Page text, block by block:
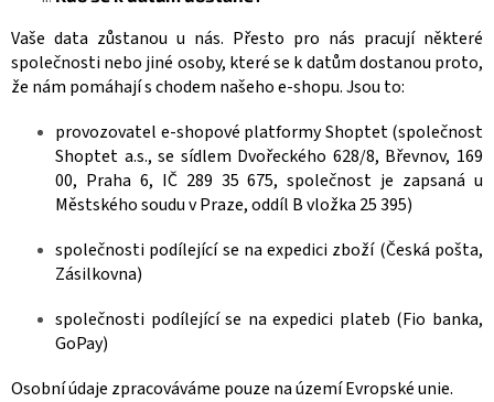
Vaše data zůstanou u nás. Přesto pro nás pracují některé
společnosti nebo jiné osoby, které se k datům dostanou proto,
že nám pomáhají s chodem našeho e-shopu. Jsou to:
provozovatel e-shopové platformy Shoptet (společnost
Shoptet a.s., se sídlem Dvořeckého 628/8, Břevnov, 169
00, Praha 6, IČ 289 35 675, společnost je zapsaná u
Městského soudu v Praze, oddíl B vložka 25 395)
společnosti podílející se na expedici zboží (Česká pošta,
Zásilkovna)
společnosti podílející se na expedici plateb (Fio banka,
GoPay)
Osobní údaje zpracováváme pouze na území Evropské unie.